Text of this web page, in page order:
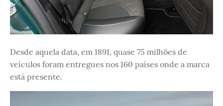
Desde aquela data, em 1891, quase 75 milhões de
veículos foram entregues nos 160 países onde a marca
está presente.